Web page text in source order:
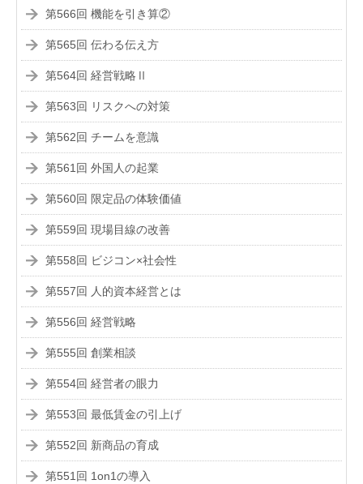
第566回 機能を引き算②
第565回 伝わる伝え方
第564回 経営戦略Ⅱ
第563回 リスクへの対策
第562回 チームを意識
第561回 外国人の起業
第560回 限定品の体験価値
第559回 現場目線の改善
第558回 ビジコン×社会性
第557回 人的資本経営とは
第556回 経営戦略
第555回 創業相談
第554回 経営者の眼力
第553回 最低賃金の引上げ
第552回 新商品の育成
第551回 1on1の導入